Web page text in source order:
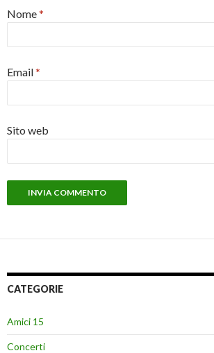
Nome*
Email*
Sito web
CATEGORIE
Amici 15
Concerti